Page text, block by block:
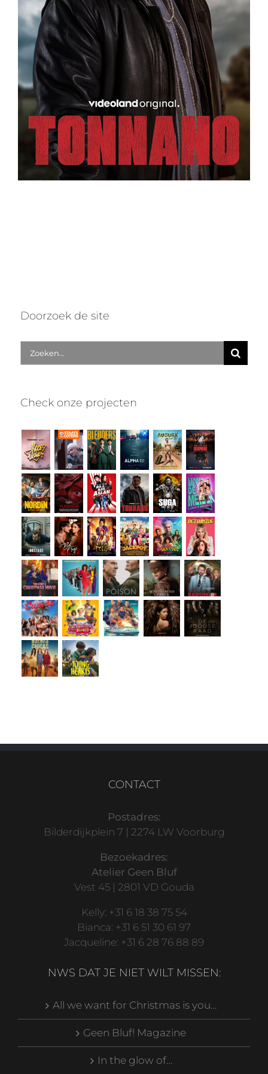
Doorzoek de site
Zoek
naar:
Check onze projecten
CONTACT
Postadres:
Bilderdijkplein 7 | 2274 LW Voorburg
Bezoekadres:
Atelier Geen Bluf
Vest 45 | 2801 VD Gouda
Kelly: +31 6 18 38 75 54
Bianca: +31 6 51 30 61 97
Jacqueline: +31 6 28 76 88 89
NWS DAT JE NIET WILT MISSEN:
All we want for Christmas is you…
Geen Bluf! Magazine
In the glow of…